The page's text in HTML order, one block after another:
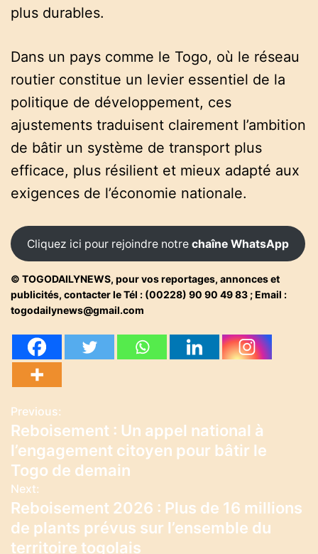
plus durables.
Dans un pays comme le Togo, où le réseau
routier constitue un levier essentiel de la
politique de développement, ces
ajustements traduisent clairement l’ambition
de bâtir un système de transport plus
efficace, plus résilient et mieux adapté aux
exigences de l’économie nationale.
Cliquez ici pour rejoindre notre chaîne WhatsApp
© TOGODAILYNEWS, pour vos reportages, annonces et
publicités, contacter le Tél : (00228) 90 90 49 83 ; Email :
togodailynews@gmail.com
N
a
v
i
g
Previous:
Reboisement : Un appel national à
l’engagement citoyen pour bâtir le
Togo de demain
Next:
Reboisement 2026 : Plus de 16 millions
de plants prévus sur l’ensemble du
territoire togolais